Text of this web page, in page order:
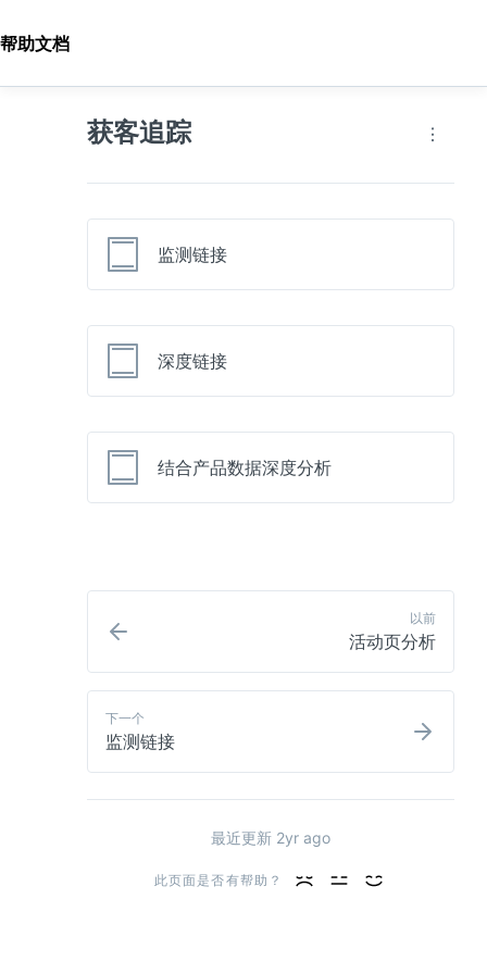
帮助文档
获客追踪
监测链接
深度链接
结合产品数据深度分析
以前
活动页分析
下一个
监测链接
最近更新 2yr ago
此页面是否有帮助？